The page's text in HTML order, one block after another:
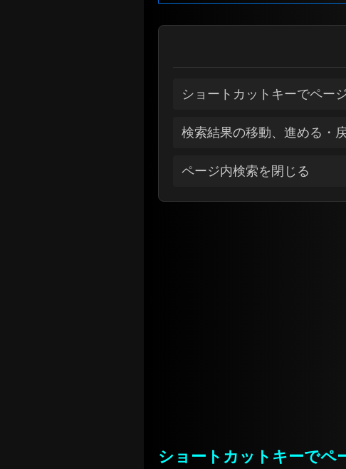
ショートカットキーでペー
検索結果の移動、進める・
ページ内検索を閉じる
ショートカットキーでペ